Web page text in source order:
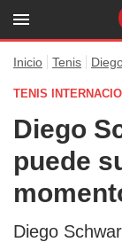
Inicio Tenis
TENIS
Diego
puede
Diego